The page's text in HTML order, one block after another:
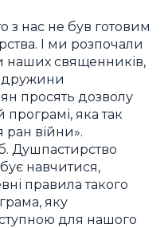
з нас не був готовим
І ми розпочали
наших священників,
дружини
просять дозволу
програмі, яка так
ран війни».
Душпастирство
навчитися,
правила такого
яку
для нашого